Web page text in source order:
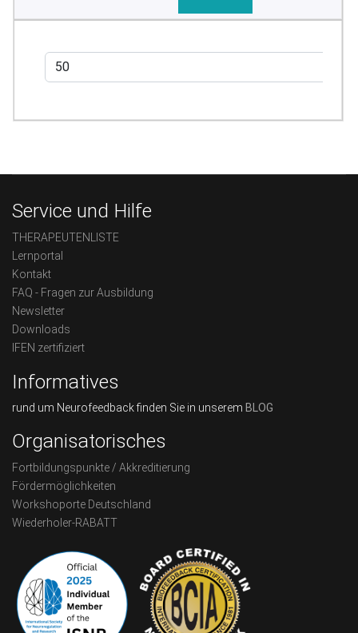
Service und Hilfe
THERAPEUTENLISTE
Lernportal
Kontakt
FAQ - Fragen zur Ausbildung
Newsletter
Downloads
IFEN zertifiziert
Informatives
rund um Neurofeedback finden Sie in unserem BLOG
Organisatorisches
Fortbildungspunkte / Akkreditierung
Fördermöglichkeiten
Workshoporte Deutschland
Wiederholer-RABATT